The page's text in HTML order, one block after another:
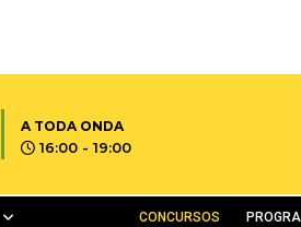
A TODA ONDA
16:00 - 19:00
CONCURSOS